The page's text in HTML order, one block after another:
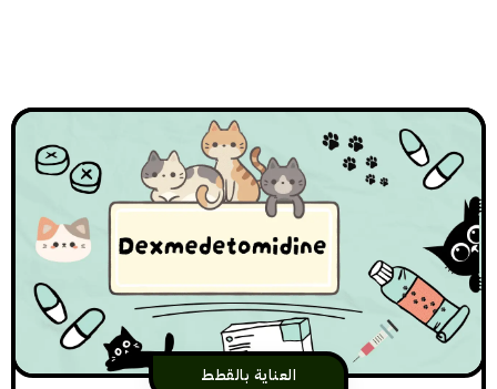
العناية بالقطط